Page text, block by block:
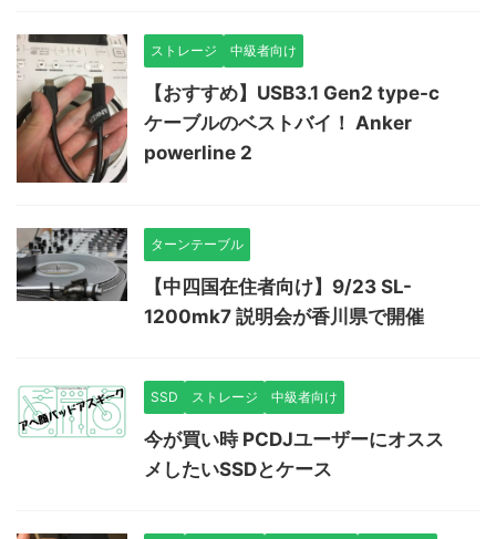
ストレージ 中級者向け
【おすすめ】USB3.1 Gen2 type-c
ケーブルのベストバイ！ Anker
powerline 2
ターンテーブル
【中四国在住者向け】9/23 SL-
1200mk7 説明会が香川県で開催
SSD ストレージ 中級者向け
今が買い時 PCDJユーザーにオスス
メしたいSSDとケース